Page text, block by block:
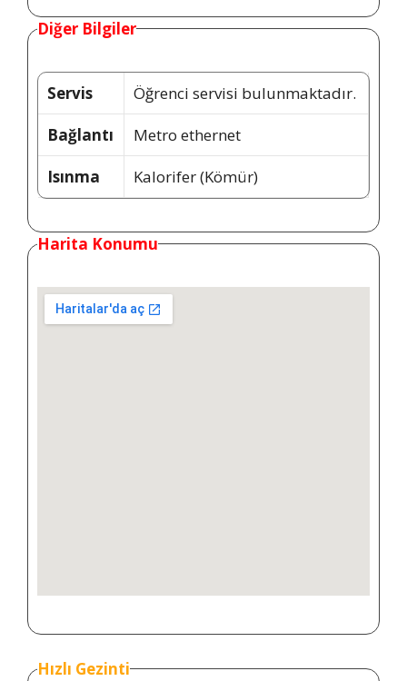
Diğer Bilgiler
Servis
Öğrenci servisi bulunmaktadır.
Bağlantı
Metro ethernet
Isınma
Kalorifer (Kömür)
Harita Konumu
Hızlı Gezinti